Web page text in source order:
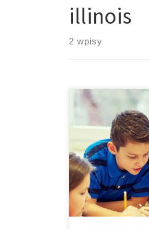
illinois
2 wpisy
11-letnia
może teraz
szkole. W tym
orzekł na korzyść
rodzina pozwała
Illinois, aby Ashley
medycznej